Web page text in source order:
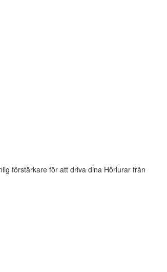
förstärkare för att driva dina Hörlurar från